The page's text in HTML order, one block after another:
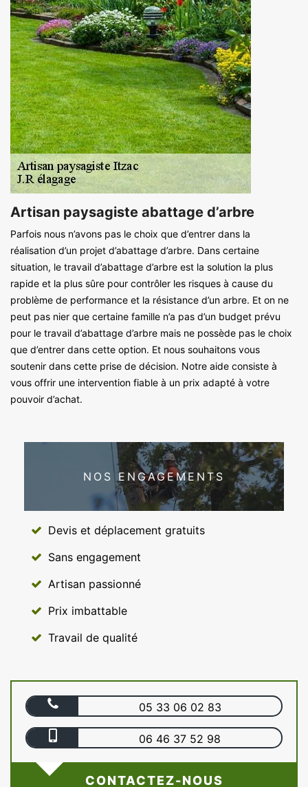
Artisan paysagiste abattage d’arbre
Parfois nous n’avons pas le choix que d’entrer dans la
réalisation d’un projet d’abattage d’arbre. Dans certaine
situation, le travail d’abattage d’arbre est la solution la plus
rapide et la plus sûre pour contrôler les risques à cause du
problème de performance et la résistance d’un arbre. Et on ne
peut pas nier que certaine famille n’a pas d’un budget prévu
pour le travail d’abattage d’arbre mais ne possède pas le choix
que d’entrer dans cette option. Et nous souhaitons vous
soutenir dans cette prise de décision. Notre aide consiste à
vous offrir une intervention fiable à un prix adapté à votre
pouvoir d’achat.
NOS ENGAGEMENTS
Devis et déplacement gratuits
Sans engagement
Artisan passionné
Prix imbattable
Travail de qualité
05 33 06 02 83
06 46 37 52 98
CONTACTEZ-NOUS